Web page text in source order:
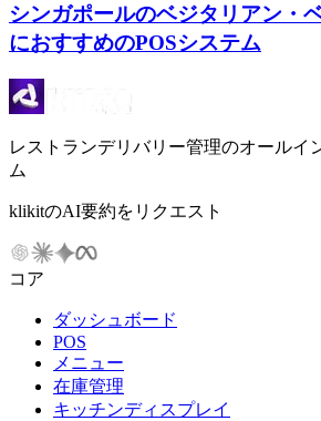
シンガポールのベジタリアン・
におすすめのPOSシステム
レストランデリバリー管理のオールイ
ム
klikitのAI要約をリクエスト
コア
ダッシュボード
POS
メニュー
在庫管理
キッチンディスプレイ